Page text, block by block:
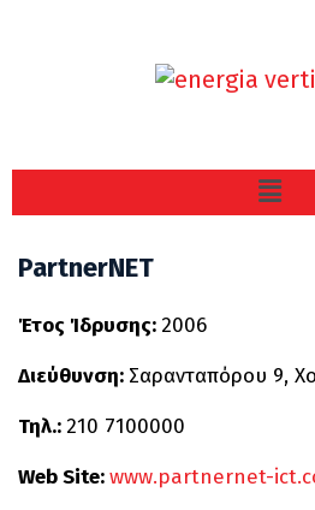
PartnerNET
Έτος Ίδρυσης: 2006
Διεύθυνση: Σαρανταπόρου 9,
Τηλ.: 210 7100000
Web Site:www.partnernet-